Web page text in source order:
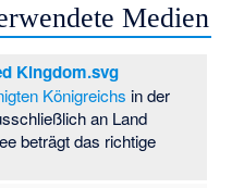
Medien
Kingdom.svg
Königreichs in der
an Land
beträgt das richtige